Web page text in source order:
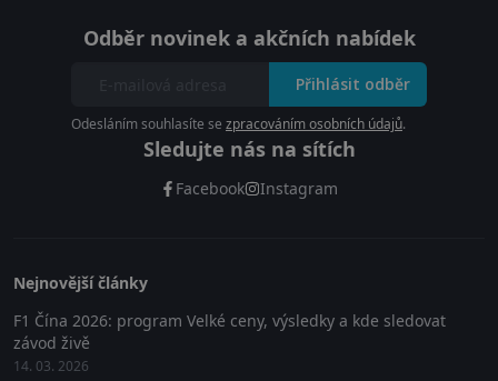
Odběr novinek a akčních nabídek
Přihlásit odběr
Odesláním souhlasíte se zpracováním osobních údajů.
Sledujte nás na sítích
Facebook Instagram
Nejnovější články
F1 Čína 2026: program Velké ceny, výsledky a kde sledovat
závod živě
14. 03. 2026